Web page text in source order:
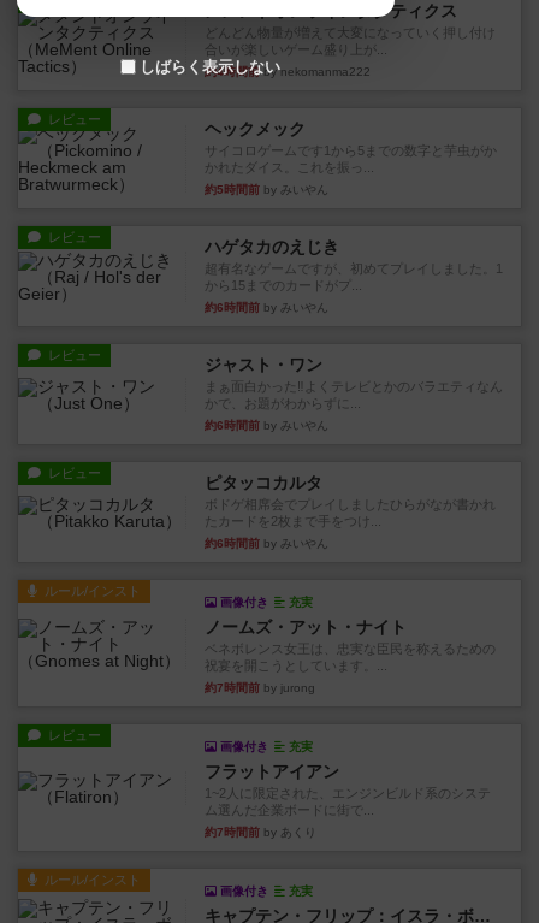
メメントオンラインタクティクス
どんどん物量が増えて大変になっていく押し付け
合いが楽しいゲーム盛り上が...
約4時間前by nekomanma222
レビュー ヘックメック
サイコロゲームです1から5までの数字と芋虫がか
かれたダイス。これを振っ...
約5時間前 by みいやん
レビュー ハゲタカのえじき
超有名なゲームですが、初めてプレイしました。1
から15までのカードがプ...
約6時間前 by みいやん
レビュー ジャスト・ワン
まぁ面白かった‼️よくテレビとかのバラエティなん
かで、お題がわからずに...
約6時間前 by みいやん
レビュー ピタッコカルタ
ボドゲ相席会でプレイしましたひらがなが書かれ
たカードを2枚まで手をつけ...
約6時間前 by みいやん
ルール/インスト
画像付き 充実
ノームズ・アット・ナイト
ベネボレンス女王は、忠実な臣民を称えるための
祝宴を開こうとしています。...
約7時間前 by jurong
レビュー
画像付き 充実
フラットアイアン
1~2人に限定された、エンジンビルド系のシステ
ム選んだ企業ボードに街で...
約7時間前 by あくり
ルール/インスト
画像付き 充実
キャプテン・フリップ：イスラ・ボンバ
しばらく表示しない